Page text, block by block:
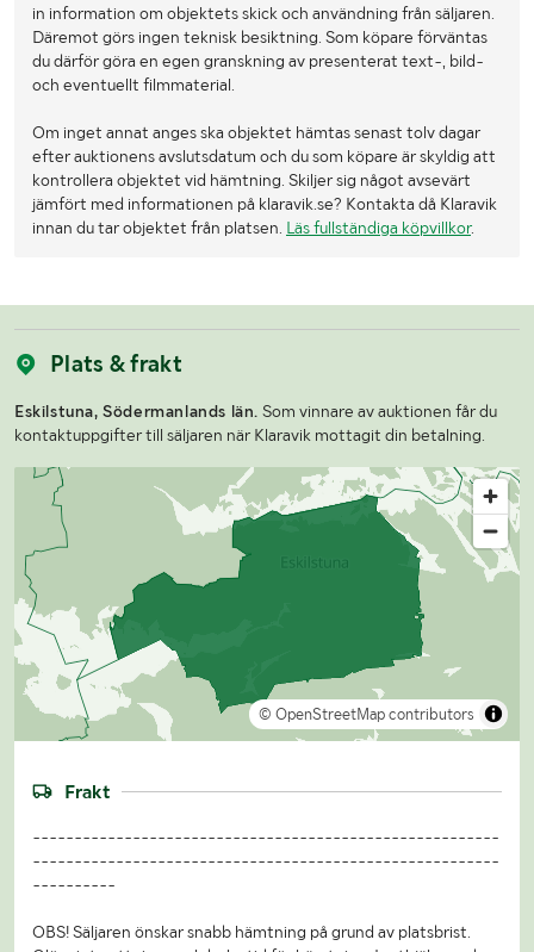
in information om objektets skick och användning från säljaren.
Däremot görs ingen teknisk besiktning. Som köpare förväntas
du därför göra en egen granskning av presenterat text-, bild-
och eventuellt filmmaterial.
Om inget annat anges ska objektet hämtas senast tolv dagar
efter auktionens avslutsdatum och du som köpare är skyldig att
kontrollera objektet vid hämtning. Skiljer sig något avsevärt
jämfört med informationen på klaravik.se? Kontakta då Klaravik
innan du tar objektet från platsen. Läs fullständiga köpvillkor.
Plats & frakt
Eskilstuna, Södermanlands län. Som vinnare av auktionen får du
kontaktuppgifter till säljaren när Klaravik mottagit din betalning.
© OpenStreetMap contributors
Frakt
--------------------------------------------------------
--------------------------------------------------------
----------
OBS! Säljaren önskar snabb hämtning på grund av platsbrist.